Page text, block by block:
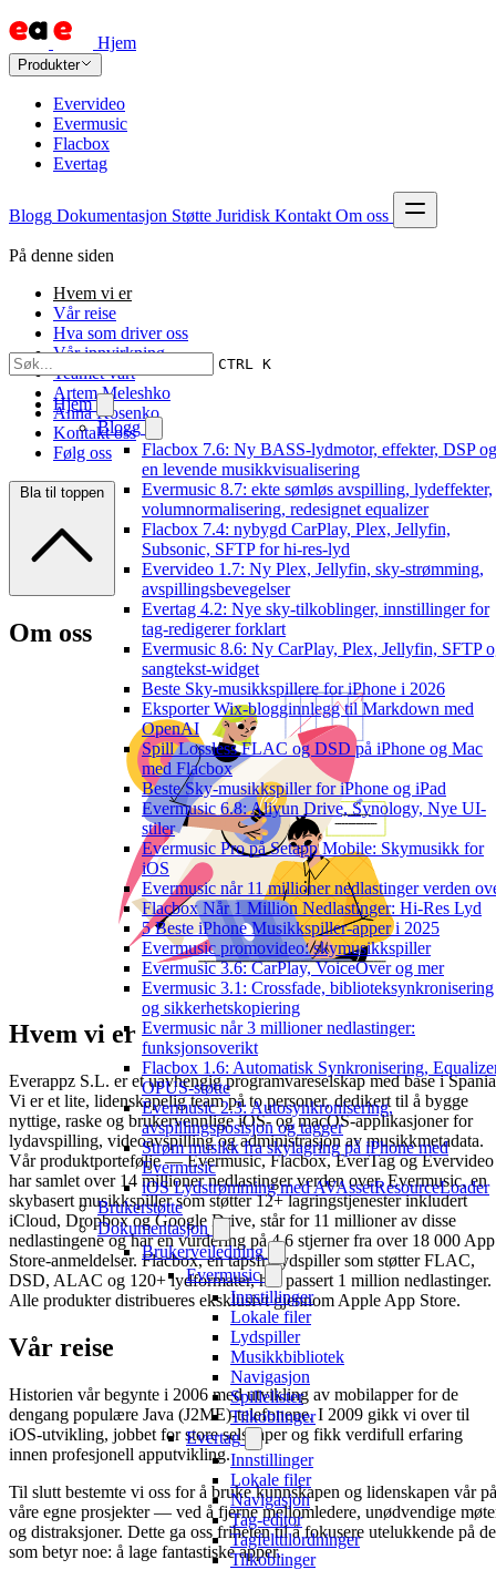
Hjem
Produkter
Evervideo
Evermusic
Flacbox
Evertag
Blogg Dokumentasjon Støtte Juridisk Kontakt Om oss
CTRL K
Hjem
Blogg
Flacbox 7.6: Ny BASS-lydmotor, effekter, DSP og
en levende musikkvisualisering
Evermusic 8.7: ekte sømløs avspilling, lydeffekter,
volumnormalisering, redesignet equalizer
Flacbox 7.4: nybygd CarPlay, Plex, Jellyfin,
Subsonic, SFTP for hi-res-lyd
Evervideo 1.7: Ny Plex, Jellyfin, sky-strømming,
avspillingsbevegelser
Evertag 4.2: Nye sky-tilkoblinger, innstillinger for
tag-redigerer forklart
Evermusic 8.6: Ny CarPlay, Plex, Jellyfin, SFTP
sangtekst-widget
Beste Sky-musikkspillere for iPhone i 2026
Eksporter Wix-blogginnlegg til Markdown med
OpenAI
Spill Lossless FLAC og DSD på iPhone og Mac
med Flacbox
Beste Sky-musikkspiller for iPhone og iPad
Evermusic 6.8: Aliyun Drive, Synology, Nye UI-
stiler
Evermusic Pro på Setapp Mobile: Skymusikk for
iOS
Evermusic når 11 millioner nedlastinger verden
Flacbox Når 1 Million Nedlastinger: Hi-Res Lyd
5 Beste iPhone Musikkspiller-apper i 2025
Evermusic promovideo: skymusikkspiller
Evermusic 3.6: CarPlay, VoiceOver og mer
Evermusic 3.1: Crossfade, biblioteksynkronisering
og sikkerhetskopiering
Evermusic når 3 millioner nedlastinger:
funksjonsoverikt
Flacbox 1.6: Automatisk Synkronisering,
OPUS-støtte
Evermusic 2.3: Autosynkronisering,
avspillingsposisjon og tagger
Strøm musikk fra skylagring på iPhone med
Evermusic
iOS Lydstrømming med AVAssetResourceLoader
Brukerstøtte
Dokumentasjon
Brukerveiledning
Evermusic
Innstillinger
Lokale filer
Lydspiller
Musikkbibliotek
Navigasjon
Spillelister
Tilkoblinger
Evertag
Innstillinger
Lokale filer
Navigasjon
Tag-editor
Tagfelttilordninger
Tilkoblinger
På denne siden
Hvem vi er
Vår reise
Hva som driver oss
Vår innvirkning
Teamet vårt
Artem Meleshko
Anna Kosenko
Kontakt oss
Følg oss
Bla til toppen
Om oss
Hvem vi er
Everappz S.L. er et uavhengig programvareselskap med base i
Vi er et lite, lidenskapelig team på to personer, dedikert til å bygge
nyttige, raske og brukervennlige iOS- og macOS-applikasjoner for
lydavspilling, videoavspilling og administrasjon av musikkmetadata.
Vår produktportefølje — Evermusic, Flacbox, EverTag og Evervideo
har samlet over 14 millioner nedlastinger verden over. Evermusic, en
skybasert musikkspiller som støtter 12+ lagringstjenester inkludert
iCloud, Dropbox og Google Drive, står for 11 millioner av disse
nedlastingene og har en vurdering på 4,6 stjerner fra over 18 000 App
Store-anmeldelser. Flacbox, en tapsfri lydspiller som støtter FLAC,
DSD, ALAC og 120+ lydformater, har passert 1 million nedlastinger.
Alle produkter distribueres eksklusivt gjennom Apple App Store.
Vår reise
Historien vår begynte i 2006 med utvikling av mobilapper for de
dengang populære Java (J2ME)-telefonene. I 2009 gikk vi over til
iOS-utvikling, jobbet for store selskaper og fikk verdifull erfaring
innen profesjonell apputvikling.
Til slutt bestemte vi oss for å bruke kunnskapen og lidenskapen vår på
våre egne prosjekter — ved å fjerne mellomledere, unødvendige
og distraksjoner. Dette ga oss friheten til å fokusere utelukkende på
som betyr noe: å lage fantastiske apper.